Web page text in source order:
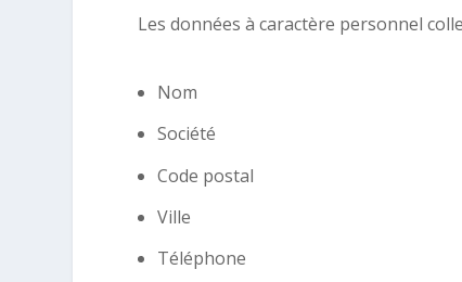
Les données à caractère personnel
Nom
Société
Code postal
Ville
Téléphone